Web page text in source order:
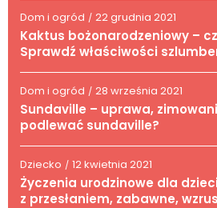
Dom i ogród / 22 grudnia 2021
Kaktus bożonarodzeniowy –
Sprawdź właściwości
Dom i ogród / 28 września 2021
Sundaville – uprawa,
podlewać sundaville?
Dziecko / 12 kwietnia 2021
Życzenia urodzinowe dla
z przesłaniem, zabawne,